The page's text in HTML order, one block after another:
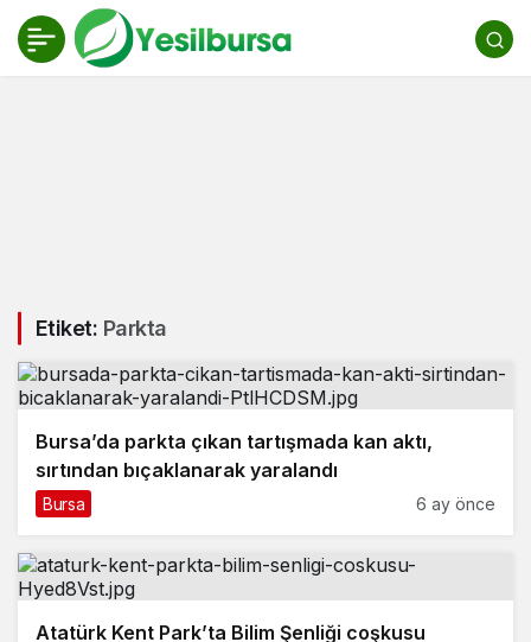
Etiket: Parkta
Bursa’da parkta çıkan tartışmada kan aktı,
sırtından bıçaklanarak yaralandı
Bursa 6 ay önce
Atatürk Kent Park’ta Bilim Şenliği coşkusu